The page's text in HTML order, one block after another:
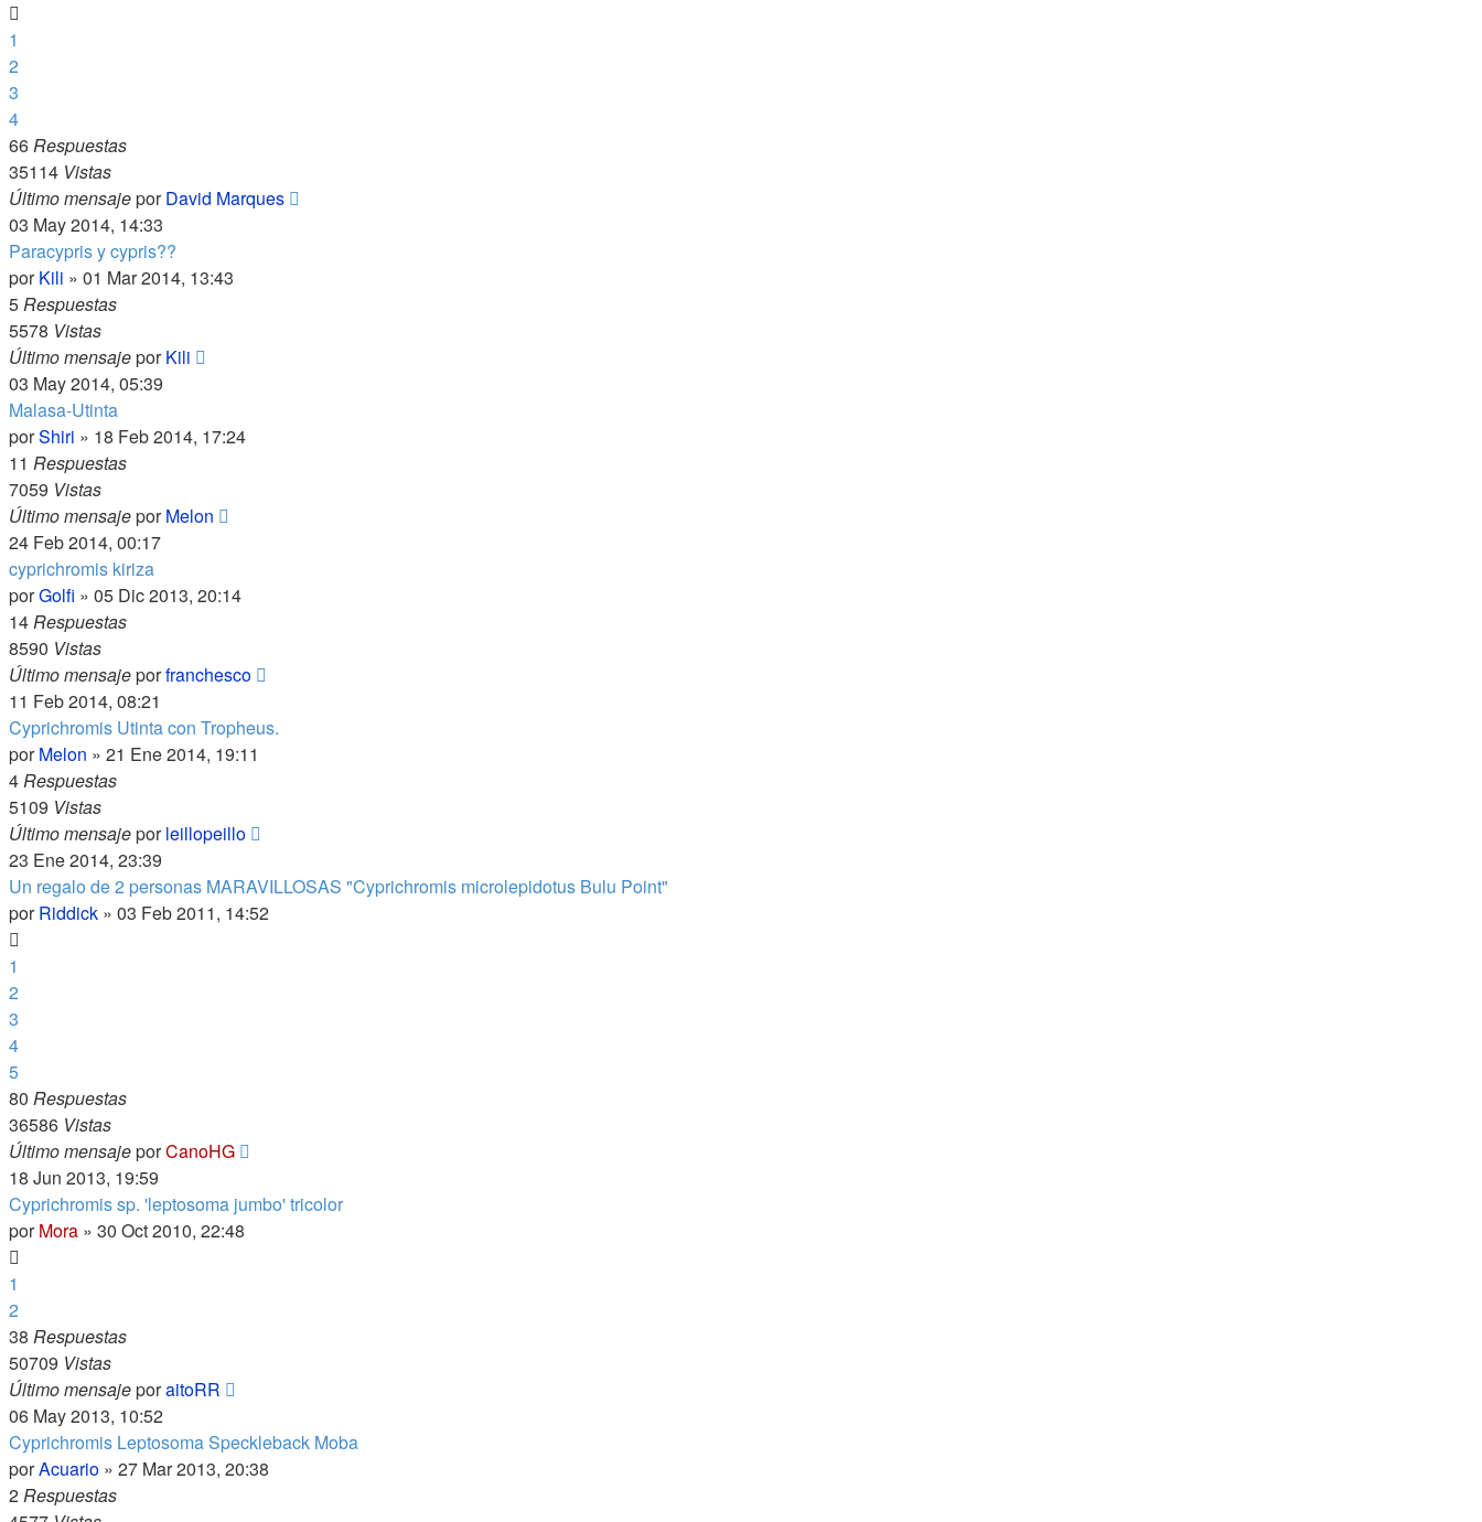
1
2
3
4
66Respuestas
35114 Vistas
Último mensajeporDavid Marques
03 May 2014, 14:33
Paracypris y cypris??
porKili » 01 Mar 2014, 13:43
5Respuestas
5578 Vistas
Último mensajeporKili
03 May 2014, 05:39
Malasa-Utinta
porShiri » 18 Feb 2014, 17:24
11 Respuestas
7059 Vistas
Último mensajeporMelon
24 Feb 2014, 00:17
cyprichromis kiriza
porGolfi » 05 Dic 2013, 20:14
14Respuestas
8590 Vistas
Último mensajeporfranchesco
11 Feb 2014, 08:21
Cyprichromis Utinta con Tropheus.
porMelon » 21 Ene 2014, 19:11
4Respuestas
5109 Vistas
Último mensajeporleillopeillo
23 Ene 2014, 23:39
Un regalo de 2 personas MARAVILLOSAS "Cyprichromis microlepidotus Bulu Point"
porRiddick » 03 Feb 2011, 14:52
1
2
3
4
5
80 Respuestas
36586 Vistas
Último mensajeporCanoHG
18 Jun 2013, 19:59
Cyprichromis sp. 'leptosoma jumbo' tricolor
porMora » 30 Oct 2010, 22:48
1
2
38 Respuestas
50709 Vistas
Último mensajeporaitoRR
06 May 2013, 10:52
Cyprichromis Leptosoma Speckleback Moba
porAcuario » 27 Mar 2013, 20:38
2Respuestas